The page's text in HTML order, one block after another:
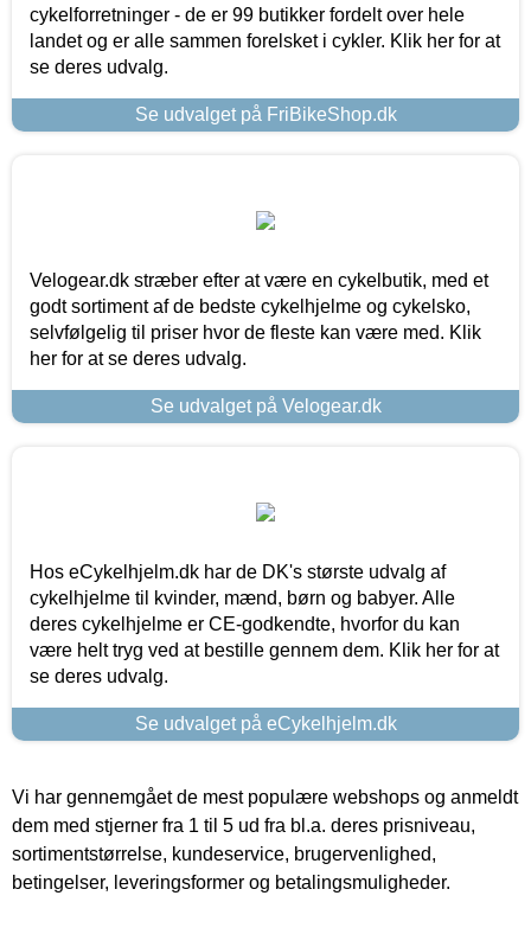
cykelforretninger - de er 99 butikker fordelt over hele
landet og er alle sammen forelsket i cykler. Klik her for at
se deres udvalg.
Se udvalget på FriBikeShop.dk
Velogear.dk stræber efter at være en cykelbutik, med et
godt sortiment af de bedste cykelhjelme og cykelsko,
selvfølgelig til priser hvor de fleste kan være med. Klik
her for at se deres udvalg.
Se udvalget på Velogear.dk
Hos eCykelhjelm.dk har de DK's største udvalg af
cykelhjelme til kvinder, mænd, børn og babyer. Alle
deres cykelhjelme er CE-godkendte, hvorfor du kan
være helt tryg ved at bestille gennem dem. Klik her for at
se deres udvalg.
Se udvalget på eCykelhjelm.dk
Vi har gennemgået de mest populære webshops og anmeldt
dem med stjerner fra 1 til 5 ud fra bl.a. deres prisniveau,
sortimentstørrelse, kundeservice, brugervenlighed,
betingelser, leveringsformer og betalingsmuligheder.